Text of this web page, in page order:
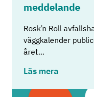
med­de­lan­de
Rosk’n Roll
väggkalender
året…
Läs mera